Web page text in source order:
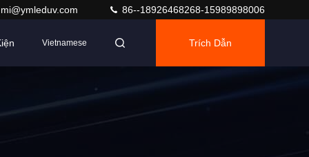
86--18926468268-15989898006
Vietnamese Trích Dẫn